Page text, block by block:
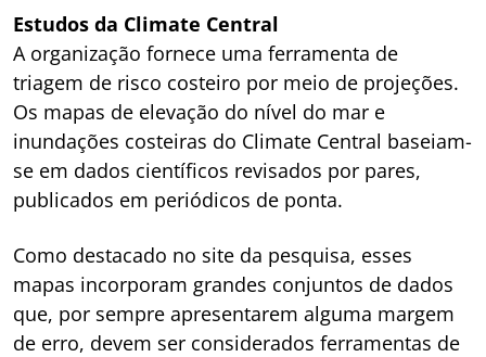
Estudos da Climate Central
A organização fornece uma ferramenta de
triagem de risco costeiro por meio de projeções.
Os mapas de elevação do nível do mar e
inundações costeiras do Climate Central baseiam-
se em dados científicos revisados por pares,
publicados em periódicos de ponta.
Como destacado no site da pesquisa, esses
mapas incorporam grandes conjuntos de dados
que, por sempre apresentarem alguma margem
de erro, devem ser considerados ferramentas de